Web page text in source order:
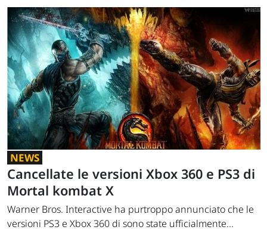
NEWS
Cancellate le versioni Xbox 360 e PS3 di
Mortal kombat X
Warner Bros. Interactive ha purtroppo annunciato che le
versioni PS3 e Xbox 360 di sono state ufficialmente...